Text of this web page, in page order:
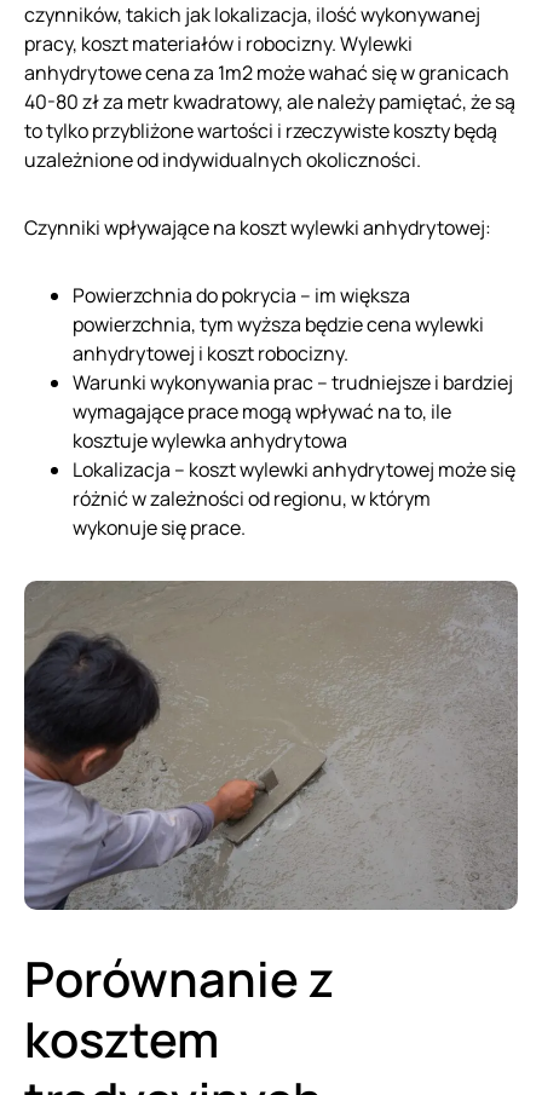
czynników, takich jak lokalizacja, ilość wykonywanej
pracy, koszt materiałów i robocizny. Wylewki
anhydrytowe cena za 1m2 może wahać się w granicach
40-80 zł za metr kwadratowy, ale należy pamiętać, że są
to tylko przybliżone wartości i rzeczywiste koszty będą
uzależnione od indywidualnych okoliczności.
Czynniki wpływające na koszt wylewki anhydrytowej:
Powierzchnia do pokrycia – im większa
powierzchnia, tym wyższa będzie cena wylewki
anhydrytowej i koszt robocizny.
Warunki wykonywania prac – trudniejsze i bardziej
wymagające prace mogą wpływać na to, ile
kosztuje wylewka anhydrytowa
Lokalizacja – koszt wylewki anhydrytowej może się
różnić w zależności od regionu, w którym
wykonuje się prace.
Porównanie z
kosztem